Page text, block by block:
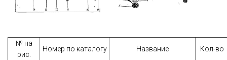
№ на
рис.
Номер по каталогу Название Кол-во